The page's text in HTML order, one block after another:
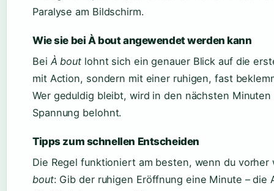
Paralyse am Bildschirm.
Wie sie bei À bout angewendet werden kann
Bei À bout lohnt sich ein genauer Blick auf die
mit Action, sondern mit einer ruhigen, fast
Wer geduldig bleibt, wird in den nächsten
Spannung belohnt.
Tipps zum schnellen Entscheiden
Die Regel funktioniert am besten, wenn du
bout: Gib der ruhigen Eröffnung eine Minute – die